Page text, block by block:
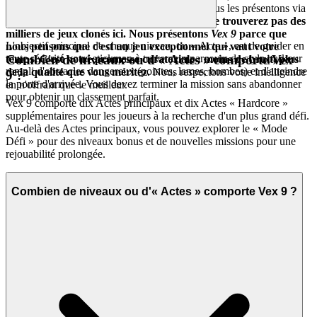
authentique et un gameplay passionnant - et nous les présentons via
Vous ne trouverez pas des
milliers de jeux clonés ici. Nous présentons Vex 9 parce que
nous pensons que c'est un jeu exceptionnel qui vaut votre
temps. C'est notre promesse curatoriale : moins de bruit, plus
de la qualité que vous méritez.Nous respectons votre intelligence
en n'offrant que le meilleur.
L'objectif principal de chaque niveau, ou « Acte », est de guider en
toute sécurité votre stickman à travers un parcours de style parkour
rempli d'obstacles dangereux (pointes, lames, bombes) et d'atteindre
la porte d'arrivée. Vous devez terminer la mission sans abandonner
pour obtenir un classement parfait.
Combien de niveaux ou d'« Actes » comporte Vex
9 ?
Vex 9 comporte dix Actes principaux et dix Actes « Hardcore »
supplémentaires pour les joueurs à la recherche d'un plus grand défi.
Au-delà des Actes principaux, vous pouvez explorer le « Mode
Défi » pour des niveaux bonus et de nouvelles missions pour une
rejouabilité prolongée.
Combien de niveaux ou d'« Actes » comporte Vex 9 ?